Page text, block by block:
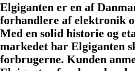
Elgiganten er en af
forhandlere af elektronik
Med en solid historie og
markedet har Elgiganten
forbrugerne. Kunden